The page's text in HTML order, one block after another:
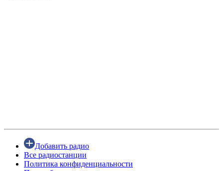
Добавить радио
Все радиостанции
Политика конфиденциальности